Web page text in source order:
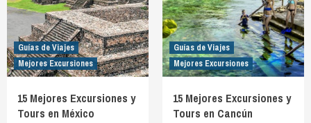
Guías de Viajes
Mejores Excursiones
15 Mejores Excursiones y
Tours en México
Guías de Viajes
Mejores Excursiones
15 Mejores Excursiones y
Tours en Cancún